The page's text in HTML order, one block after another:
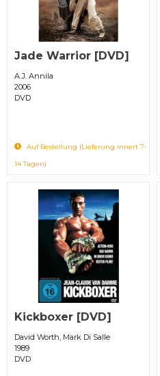
Jade Warrior [DVD]
A.J. Annila
2006
DVD
Auf Bestellung (Lieferung innert 7-
14 Tagen)
Kickboxer [DVD]
David Worth, Mark Di Salle
1989
DVD